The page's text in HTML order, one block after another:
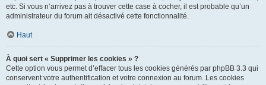
etc. Si vous n’arrivez pas à trouver cette case à cocher, il est probable qu’un
administrateur du forum ait désactivé cette fonctionnalité.
Haut
À quoi sert « Supprimer les cookies » ?
Cette option vous permet d’effacer tous les cookies générés par phpBB 3.3 qui
conservent votre authentification et votre connexion au forum. Les cookies